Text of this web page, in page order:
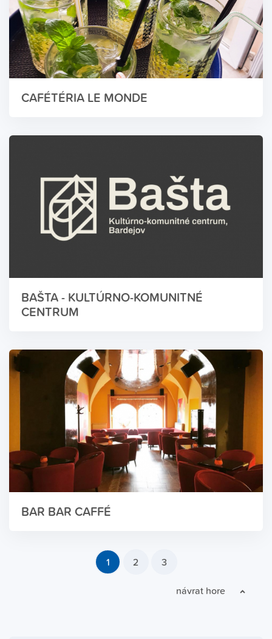
CAFÉTÉRIA LE MONDE
BAŠTA - KULTÚRNO-KOMUNITNÉ
CENTRUM
BAR BAR CAFFÉ
1 2
3
návrat hore